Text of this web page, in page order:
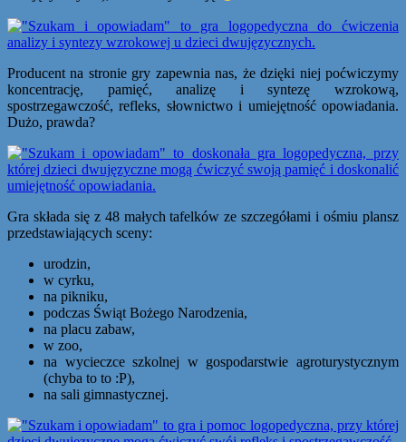
Producent na stronie gry zapewnia nas, że dzięki niej poćwiczymy
koncentrację, pamięć, analizę i syntezę wzrokową,
spostrzegawczość, refleks, słownictwo i umiejętność opowiadania.
Dużo, prawda?
Gra składa się z 48 małych tafelków ze szczegółami i ośmiu plansz
przedstawiających sceny:
urodzin,
w cyrku,
na pikniku,
podczas Świąt Bożego Narodzenia,
na placu zabaw,
w zoo,
na wycieczce szkolnej w gospodarstwie agroturystycznym
(chyba to to :P),
na sali gimnastycznej.